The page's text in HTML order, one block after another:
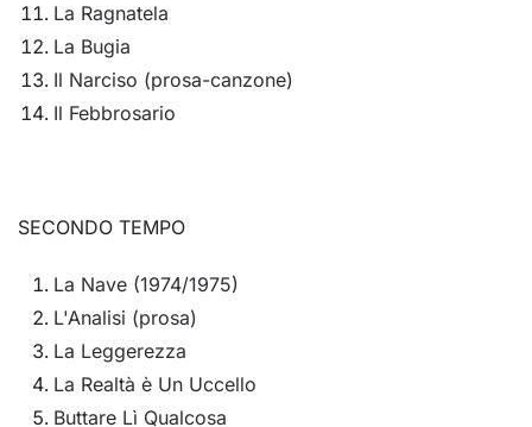
La Ragnatela
La Bugia
Il Narciso (prosa-canzone)
Il Febbrosario
SECONDO TEMPO
La Nave (1974/1975)
L'Analisi (prosa)
La Leggerezza
La Realtà è Un Uccello
Buttare Lì Qualcosa